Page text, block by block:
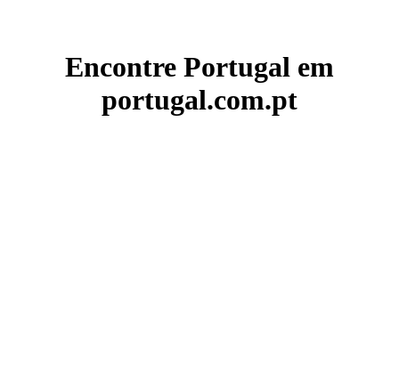
Encontre Portugal em
portugal.com.pt